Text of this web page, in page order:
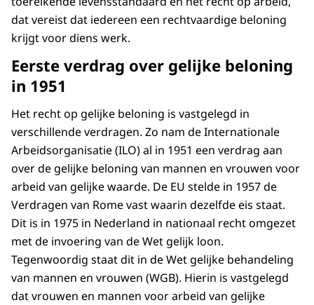
dat vereist dat iedereen een rechtvaardige beloning
krijgt voor diens werk.
Eerste verdrag over gelijke beloning
in 1951
Het recht op gelijke beloning is vastgelegd in
verschillende verdragen. Zo nam de Internationale
Arbeidsorganisatie (ILO) al in 1951 een verdrag aan
over de gelijke beloning van mannen en vrouwen voor
arbeid van gelijke waarde. De EU stelde in 1957 de
Verdragen van Rome vast waarin dezelfde eis staat.
Dit is in 1975 in Nederland in nationaal recht omgezet
met de invoering van de Wet gelijk loon.
Tegenwoordig staat dit in de Wet gelijke behandeling
van mannen en vrouwen (WGB). Hierin is vastgelegd
dat vrouwen en mannen voor arbeid van gelijke